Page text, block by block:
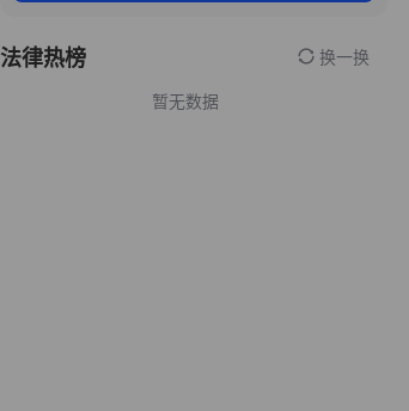
法律热榜 换一换
暂无数据